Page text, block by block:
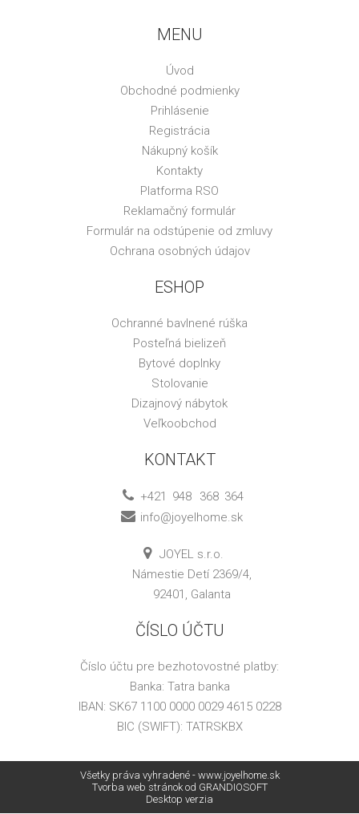
MENU
Úvod
Obchodné podmienky
Prihlásenie
Registrácia
Nákupný košík
Kontakty
Platforma RSO
Reklamačný formulár
Formulár na odstúpenie od zmluvy
Ochrana osobných údajov
ESHOP
Ochranné bavlnené rúška
Posteľná bielizeň
Bytové doplnky
Stolovanie
Dizajnový nábytok
Veľkoobchod
KONTAKT
+421 948 368 364
info@joyelhome.sk
JOYEL s.r.o.
Námestie Detí 2369/4,
92401, Galanta
ČÍSLO ÚČTU
Číslo účtu pre bezhotovostné platby:
Banka: Tatra banka
IBAN: SK67 1100 0000 0029 4615 0228
BIC (SWIFT): TATRSKBX
Všetky práva vyhradené - www.joyelhome.sk
Tvorba web stránokod GRANDIOSOFT
Desktop verzia